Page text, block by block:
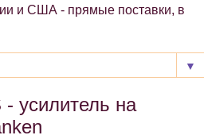
и США - прямые поставки, в
▼
усилитель на